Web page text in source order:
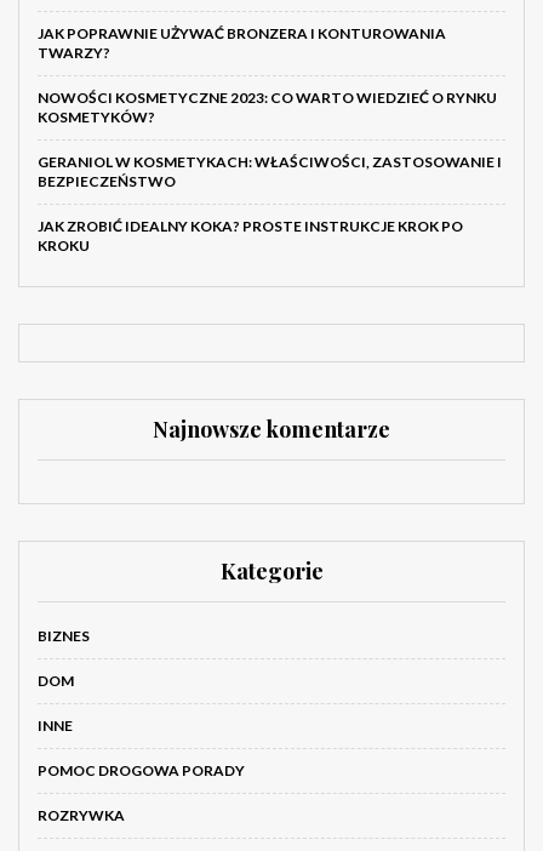
JAK POPRAWNIE UŻYWAĆ BRONZERA I KONTUROWANIA
TWARZY?
NOWOŚCI KOSMETYCZNE 2023: CO WARTO WIEDZIEĆ O RYNKU
KOSMETYKÓW?
GERANIOL W KOSMETYKACH: WŁAŚCIWOŚCI, ZASTOSOWANIE I
BEZPIECZEŃSTWO
JAK ZROBIĆ IDEALNY KOKA? PROSTE INSTRUKCJE KROK PO
KROKU
Najnowsze komentarze
Kategorie
BIZNES
DOM
INNE
POMOC DROGOWA PORADY
ROZRYWKA